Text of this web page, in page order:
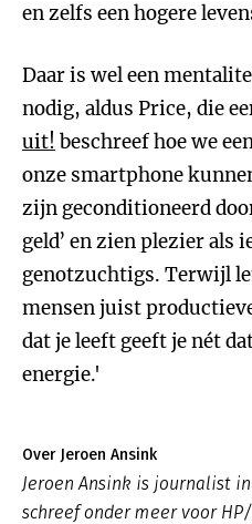
en zelfs een hogere
Daar is wel een
nodig, aldus Price, die
uit! beschreef hoe we
onze smartphone
zijn geconditioneerd
geld’ en zien plezier als
genotzuchtigs. Terwijl
mensen juist
dat je leeft geeft je nét
energie.'
Over Jeroen Ansink
Jeroen Ansink is journalist
schreef onder meer voor